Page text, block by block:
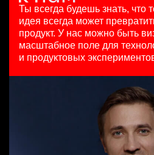
сегодня
150000 ₽
Нижний Новгород
HeadHunter::Коммерческий
97000 - 161000 ₽
Ярославль
Старший специалист
HeadHunter::Телефонные
4 авг. 2026
з/п не указана
Ярославль
Team Lead TrustML
HeadHunter::Analytics/Data
29 июл. 2026
Москва
Ты всегда будешь знать, что
идея всегда может
продукт. У нас можно быть
масштабное поле для
и продуктовых